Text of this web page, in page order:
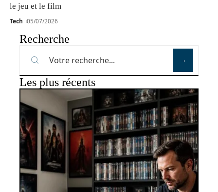
le jeu et le film
Tech 05/07/2026
Recherche
Les plus récents